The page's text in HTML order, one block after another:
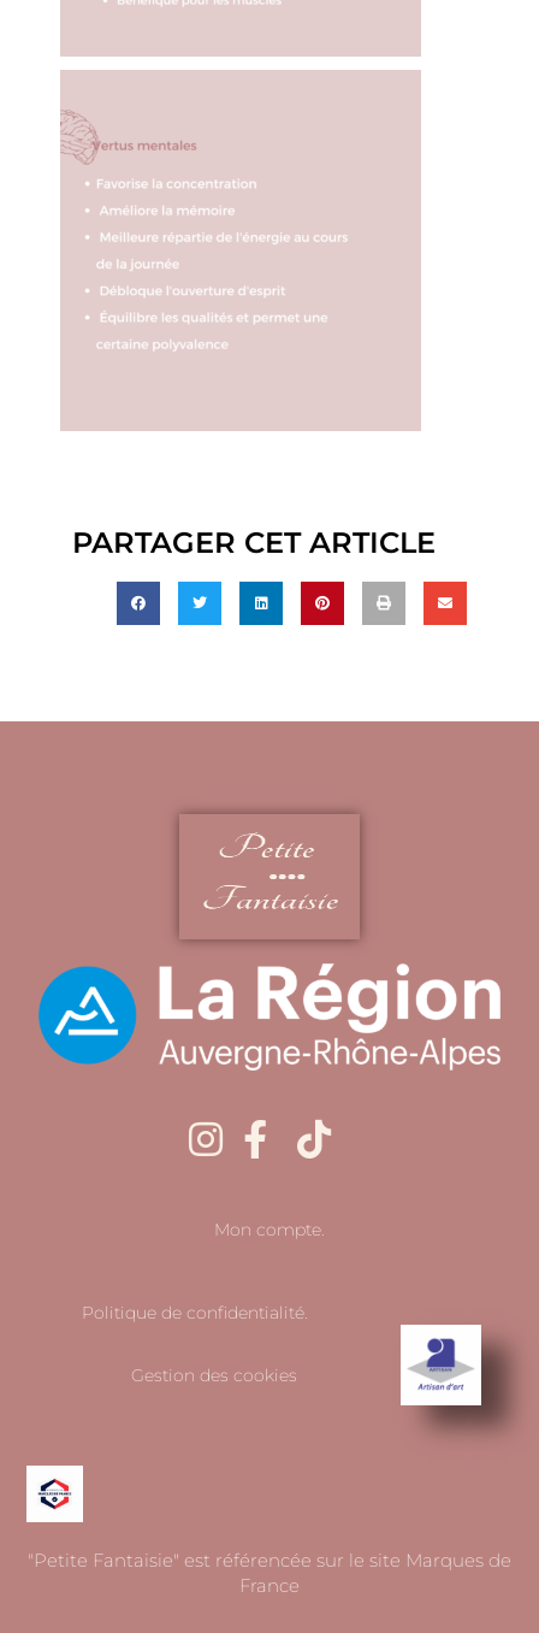
PARTAGER CET ARTICLE
Mon compte.
Politique de confidentialité.
Gestion des cookies
"Petite Fantaisie" est référencée sur le site Marques de
France